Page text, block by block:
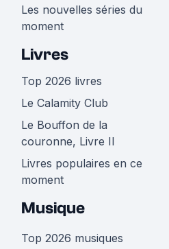
Les nouvelles séries du
moment
Livres
Top 2026 livres
Le Calamity Club
Le Bouffon de la
couronne, Livre II
Livres populaires en ce
moment
Musique
Top 2026 musiques